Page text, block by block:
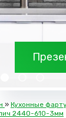
» Кухонные
2440-610-3мм